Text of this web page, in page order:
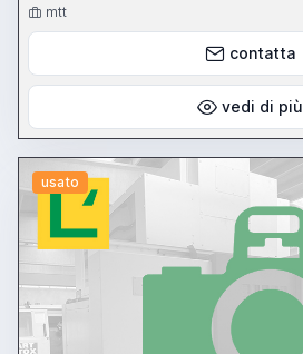
mtt
contatta
vedi di più
usato